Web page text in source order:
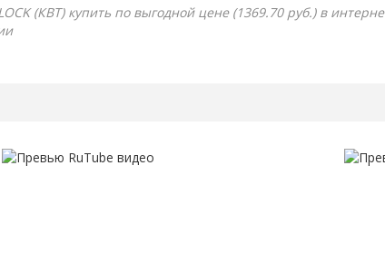
(КВТ) купить по выгодной цене (1369.70 руб.) в